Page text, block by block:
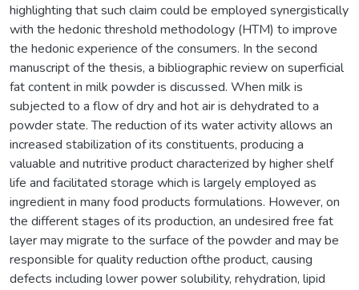
highlighting that such claim could be employed synergistically
with the hedonic threshold methodology (HTM) to improve
the hedonic experience of the consumers. In the second
manuscript of the thesis, a bibliographic review on superficial
fat content in milk powder is discussed. When milk is
subjected to a flow of dry and hot air is dehydrated to a
powder state. The reduction of its water activity allows an
increased stabilization of its constituents, producing a
valuable and nutritive product characterized by higher shelf
life and facilitated storage which is largely employed as
ingredient in many food products formulations. However, on
the different stages of its production, an undesired free fat
layer may migrate to the surface of the powder and may be
responsible for quality reduction ofthe product, causing
defects including lower power solubility, rehydration, lipid